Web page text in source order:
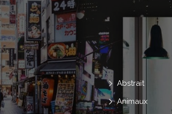
Vélo
Abstrait
Animaux